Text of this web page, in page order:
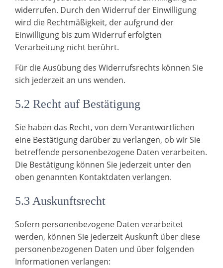
widerrufen. Durch den Widerruf der Einwilligung
wird die Rechtmäßigkeit, der aufgrund der
Einwilligung bis zum Widerruf erfolgten
Verarbeitung nicht berührt.
Für die Ausübung des Widerrufsrechts können Sie
sich jederzeit an uns wenden.
5.2 Recht auf Bestätigung
Sie haben das Recht, von dem Verantwortlichen
eine Bestätigung darüber zu verlangen, ob wir Sie
betreffende personenbezogene Daten verarbeiten.
Die Bestätigung können Sie jederzeit unter den
oben genannten Kontaktdaten verlangen.
5.3 Auskunftsrecht
Sofern personenbezogene Daten verarbeitet
werden, können Sie jederzeit Auskunft über diese
personenbezogenen Daten und über folgenden
Informationen verlangen: